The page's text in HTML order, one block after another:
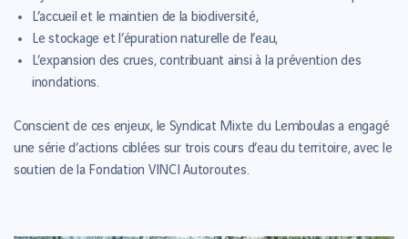
L’accueil et le maintien de la biodiversité,
Le stockage et l’épuration naturelle de l’eau,
L’expansion des crues, contribuant ainsi à la prévention des
inondations.
Conscient de ces enjeux, le Syndicat Mixte du Lemboulas a engagé
une série d’actions ciblées sur trois cours d’eau du territoire, avec le
soutien de la Fondation VINCI Autoroutes.